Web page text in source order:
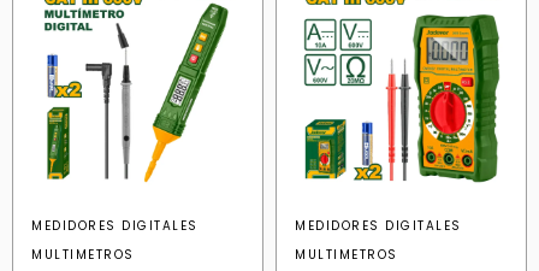
MEDIDORES DIGITALES
MULTIMETROS
MEDIDORES DIGITALES
MULTIMETROS